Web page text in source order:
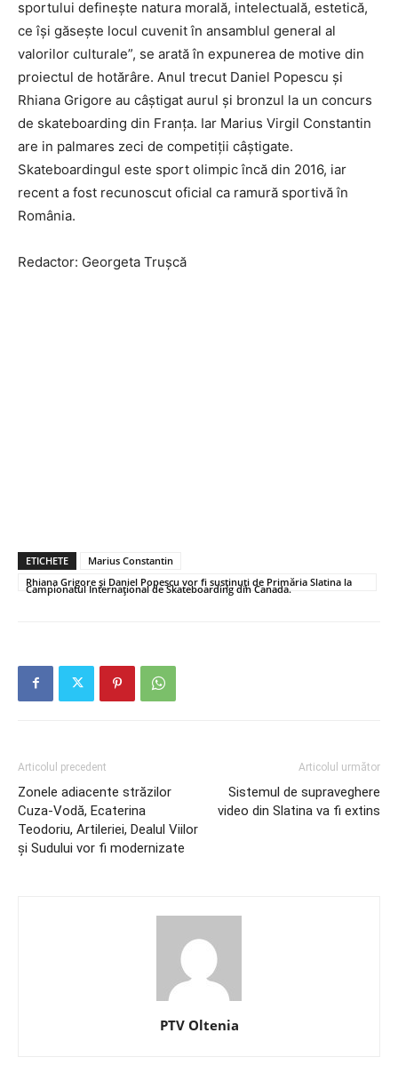
sportului defineşte natura morală, intelectuală, estetică,
ce îşi găsește locul cuvenit în ansamblul general al
valorilor culturale”, se arată în expunerea de motive din
proiectul de hotărâre. Anul trecut Daniel Popescu şi
Rhiana Grigore au câștigat aurul şi bronzul la un concurs
de skateboarding din Franţa. Iar Marius Virgil Constantin
are in palmares zeci de competiții câștigate.
Skateboardingul este sport olimpic încă din 2016, iar
recent a fost recunoscut oficial ca ramură sportivă în
România.
Redactor: Georgeta Trușcă
ETICHETE
Marius Constantin
Rhiana Grigore și Daniel Popescu vor fi susținuți de Primăria Slatina la
Campionatul Internaţional de Skateboarding din Canada.
Articolul precedent
Zonele adiacente străzilor
Cuza-Vodă, Ecaterina
Teodoriu, Artileriei, Dealul Viilor
și Sudului vor fi modernizate
Articolul următor
Sistemul de supraveghere
video din Slatina va fi extins
PTV Oltenia